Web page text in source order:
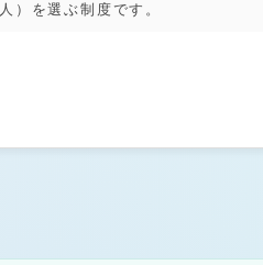
人）を選ぶ制度です。